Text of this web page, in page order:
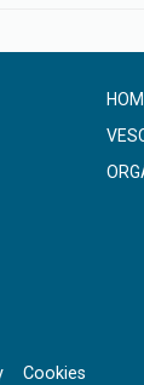
Cookies